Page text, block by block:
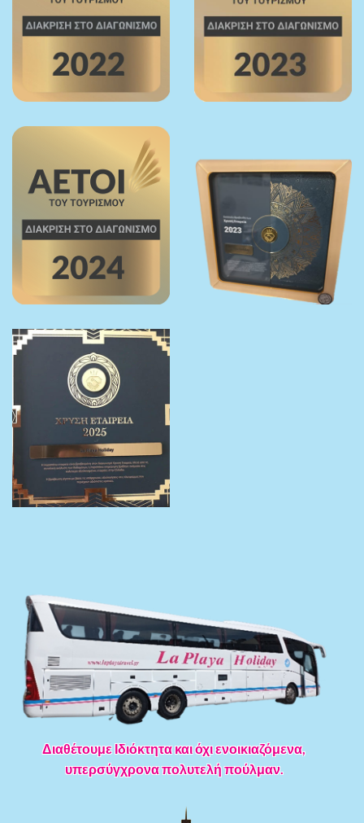
Διαθέτουμε Ιδιόκτητα και όχι ενοικιαζόμενα,
υπερσύγχρονα πολυτελή πούλμαν.